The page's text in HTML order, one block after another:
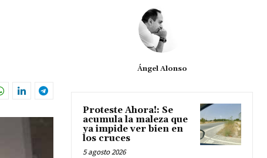
Ángel Alonso
Proteste Ahora!: Se
acumula la maleza que
ya impide ver bien en
los cruces
5 agosto 2026